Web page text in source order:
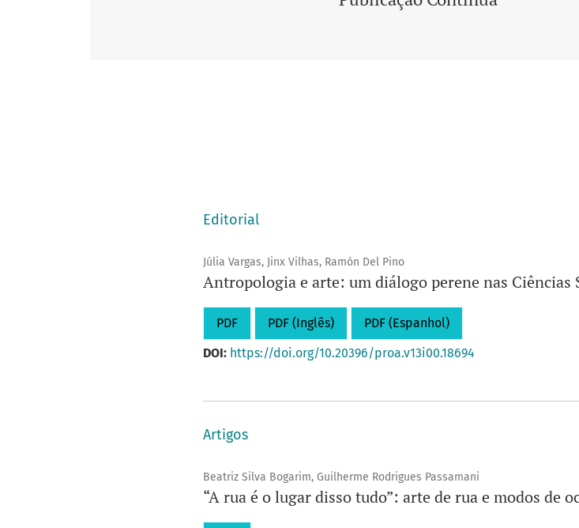
Editorial
Júlia Vargas, Jinx Vilhas, Ramón Del Pino
Antropologia e arte: um diálogo perene nas Ciências
PDF PDF (Inglês)
PDF (Espanhol)
DOI: https://doi.org/10.20396/proa.v13i00.18694
Artigos
Beatriz Silva Bogarim, Guilherme Rodrigues Passamani
“A rua é o lugar disso tudo”: arte de rua e modos de